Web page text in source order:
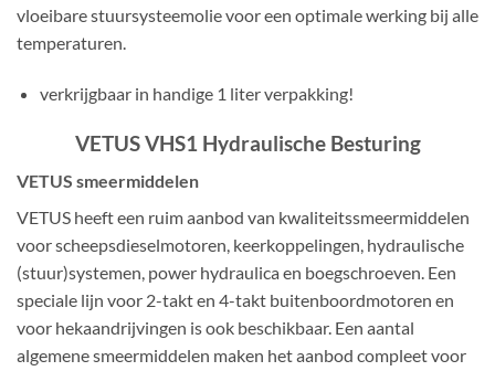
vloeibare stuursysteemolie voor een optimale werking bij alle
temperaturen.
verkrijgbaar in handige 1 liter verpakking!
VETUS VHS1 Hydraulische Besturing
VETUS smeermiddelen
VETUS heeft een ruim aanbod van kwaliteitssmeermiddelen
voor scheepsdieselmotoren, keerkoppelingen, hydraulische
(stuur)systemen, power hydraulica en boegschroeven. Een
speciale lijn voor 2-takt en 4-takt buitenboordmotoren en
voor hekaandrijvingen is ook beschikbaar. Een aantal
algemene smeermiddelen maken het aanbod compleet voor